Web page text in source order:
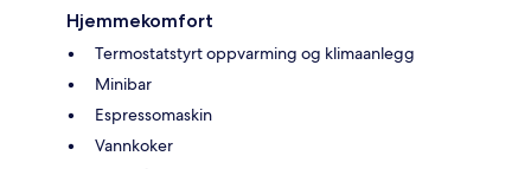
Hjemmekomfort
Termostatstyrt oppvarming og klimaanlegg
Minibar
Espressomaskin
Vannkoker